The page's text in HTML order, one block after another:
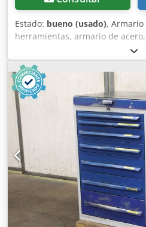
Estado: bueno (usado),
herramientas, armario de
Chedpfx Alsb A Iuke Tja -
mm -Altura: 1035 mm -
cajones: 330 x 630 mm -Altura
Peso: 216 kg